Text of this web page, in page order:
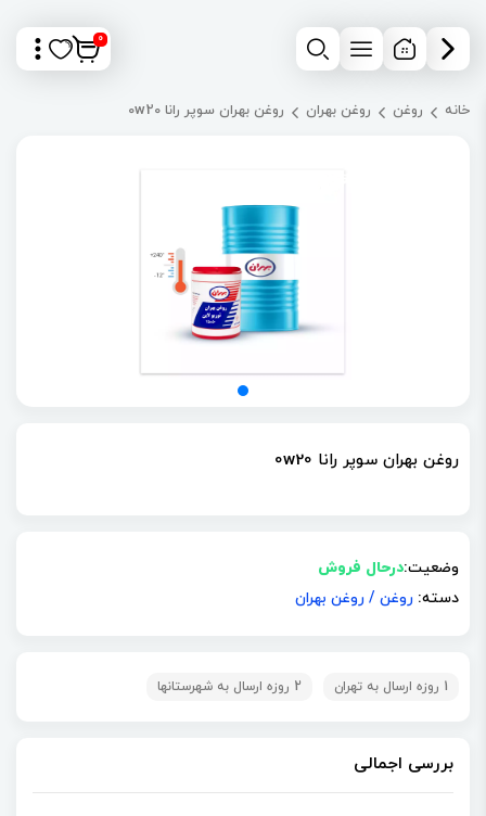
0
خانه روغن روغن بهران روغن بهران سوپر رانا 0w20
روغن بهران سوپر رانا 0w20
وضعیت:درحال فروش
دسته: روغن / روغن بهران
1 روزه ارسال به تهران 2 روزه ارسال به شهرستانها
بررسی اجمالی